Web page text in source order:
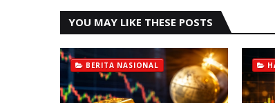
YOU MAY LIKE THESE POSTS
BERITA NASIONAL